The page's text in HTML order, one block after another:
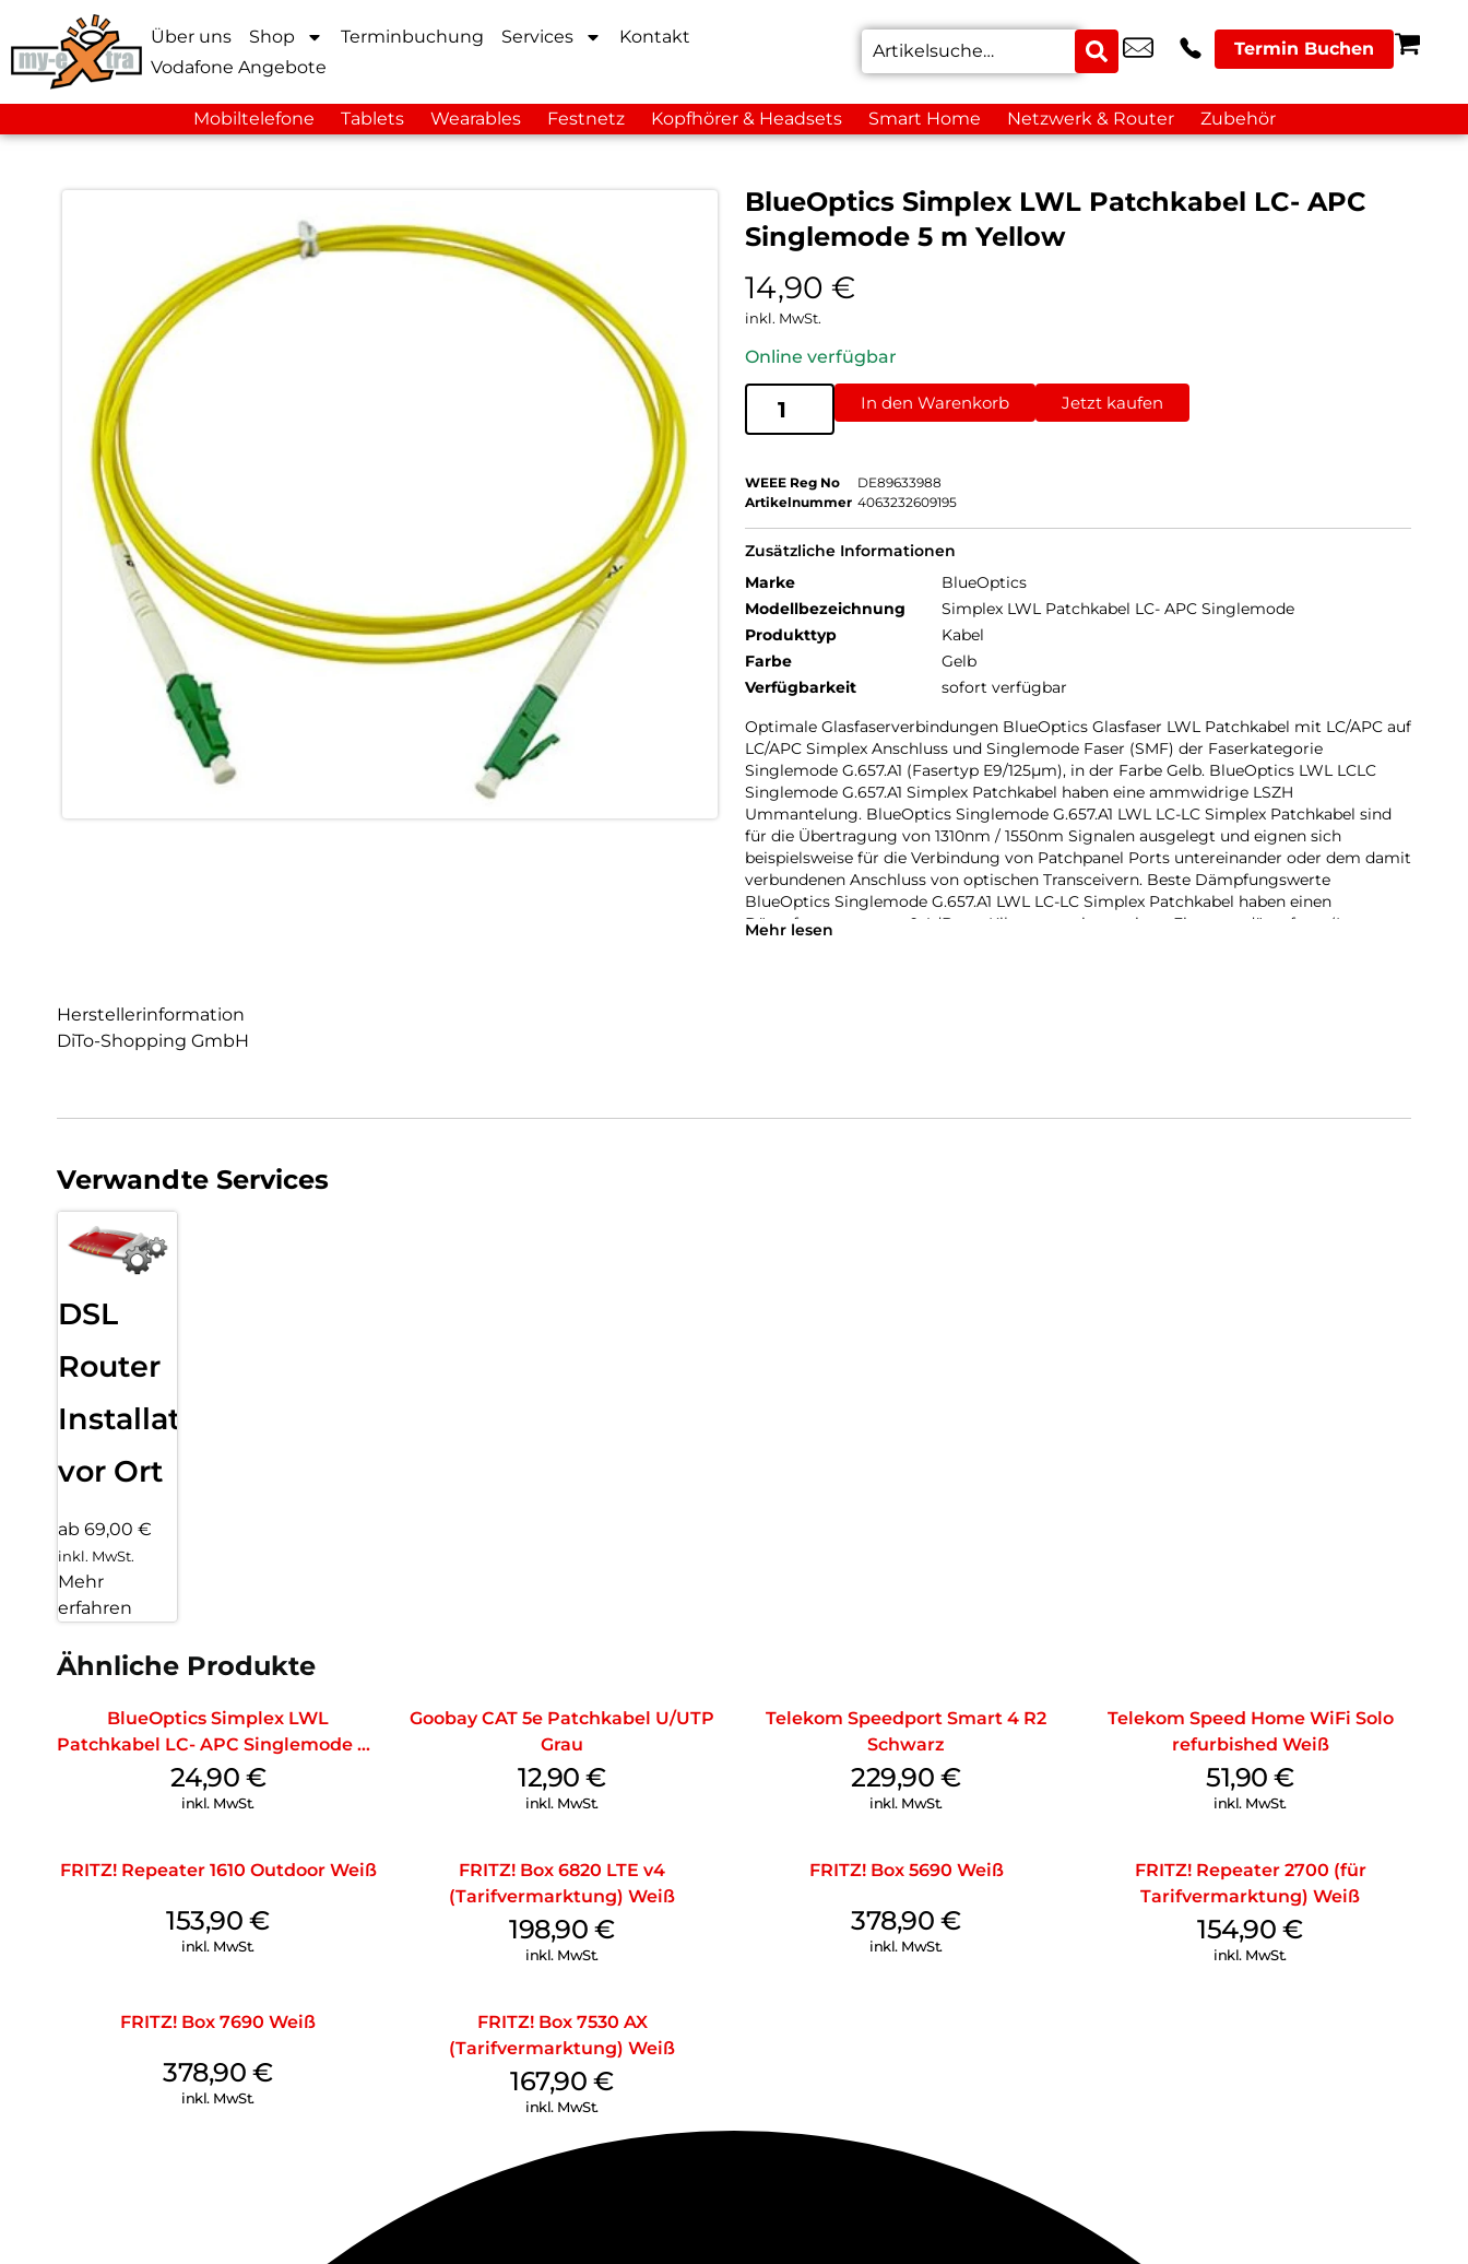
Über uns Shop Terminbuchung Services
Kontakt
Vodafone Angebote
Termin Buchen
Mobiltelefone Tablets Wearables Festnetz Kopfhörer & Headsets Smart Home Netzwerk & Router Zubehör
BlueOptics Simplex LWL Patchkabel LC- APC
Singlemode 5 m Yellow
14,90 €
inkl. MwSt.
Online verfügbar
In den Warenkorb Jetzt kaufen
WEEE Reg No
DE89633988
Artikelnummer 4063232609195
Zusätzliche Informationen
Marke
BlueOptics
Modellbezeichnung
Simplex LWL Patchkabel LC- APC Singlemode
Produkttyp
Kabel
Farbe
Gelb
Verfügbarkeit
sofort verfügbar
Optimale Glasfaserverbindungen BlueOptics Glasfaser LWL Patchkabel mit LC/APC auf
LC/APC Simplex Anschluss und Singlemode Faser (SMF) der Faserkategorie
Singlemode G.657.A1 (Fasertyp E9/125µm), in der Farbe Gelb. BlueOptics LWL LCLC
Singlemode G.657.A1 Simplex Patchkabel haben eine ammwidrige LSZH
Ummantelung. BlueOptics Singlemode G.657.A1 LWL LC-LC Simplex Patchkabel sind
für die Übertragung von 1310nm / 1550nm Signalen ausgelegt und eignen sich
beispielsweise für die Verbindung von Patchpanel Ports untereinander oder dem damit
verbundenen Anschluss von optischen Transceivern. Beste Dämpfungswerte
BlueOptics Singlemode G.657.A1 LWL LC-LC Simplex Patchkabel haben einen
Dämpfungswert von 0,4dB pro Kilometer, eine geringe Eingangsdämpfung (Input
BlueOptics LWL LC-LC Singlemode G.657.A1 Simplex Patchkabel werden nach der
Mehr lesen
Herstellerinformation
DiTo-Shopping GmbH
Verwandte Services
DSL
Router
Installation
vor Ort
ab 69,00 €
inkl. MwSt.
Mehr
erfahren
Ähnliche Produkte
BlueOptics Simplex LWL
Patchkabel LC- APC Singlemode 20
m Yellow
24,90 €
inkl. MwSt.
Goobay CAT 5e Patchkabel U/UTP
Grau
12,90€
inkl. MwSt.
Telekom Speedport Smart 4 R2
Schwarz
229,90€
inkl. MwSt.
Telekom Speed Home WiFi Solo
refurbished Weiß
51,90€
inkl. MwSt.
FRITZ! Repeater 1610 Outdoor Weiß
153,90€
inkl. MwSt.
FRITZ! Box 6820 LTE v4
(Tarifvermarktung) Weiß
198,90€
inkl. MwSt.
FRITZ! Box 5690 Weiß
378,90€
inkl. MwSt.
FRITZ! Repeater 2700 (für
Tarifvermarktung) Weiß
154,90€
inkl. MwSt.
FRITZ! Box 7690 Weiß
378,90€
inkl. MwSt.
FRITZ! Box 7530 AX
(Tarifvermarktung) Weiß
167,90€
inkl. MwSt.